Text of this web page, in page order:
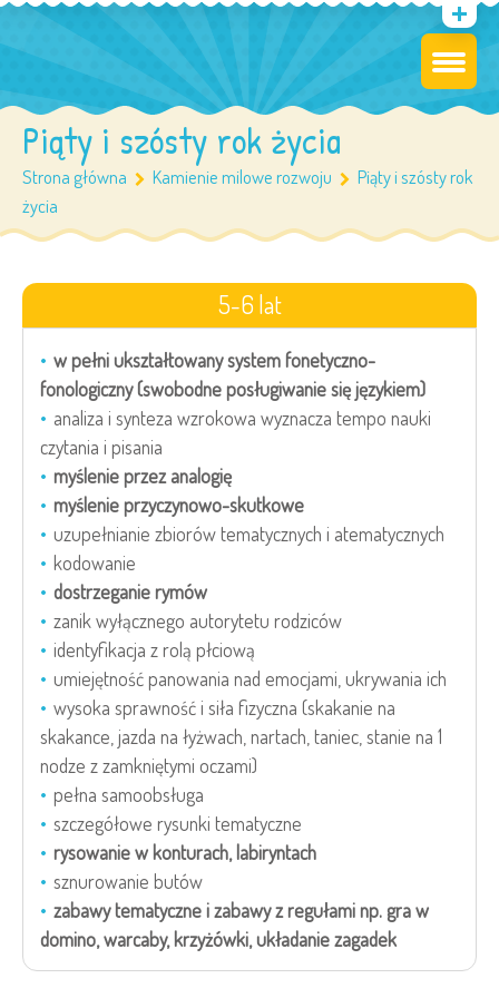
Piąty i szósty rok życia
Strona główna Kamienie milowe rozwoju
Piąty i szósty rok
życia
5-6 lat
w pełni ukształtowany system fonetyczno-
fonologiczny (swobodne posługiwanie się językiem)
analiza i synteza wzrokowa wyznacza tempo nauki
czytania i pisania
myślenie przez analogię
myślenie przyczynowo-skutkowe
uzupełnianie zbiorów tematycznych i atematycznych
kodowanie
dostrzeganie rymów
zanik wyłącznego autorytetu rodziców
identyfikacja z rolą płciową
umiejętność panowania nad emocjami, ukrywania ich
wysoka sprawność i siła fizyczna (skakanie na
skakance, jazda na łyżwach, nartach, taniec, stanie na 1
nodze z zamkniętymi oczami)
pełna samoobsługa
szczegółowe rysunki tematyczne
rysowanie w konturach, labiryntach
sznurowanie butów
zabawy tematyczne i zabawy z regułami np. gra w
domino, warcaby, krzyżówki, układanie zagadek